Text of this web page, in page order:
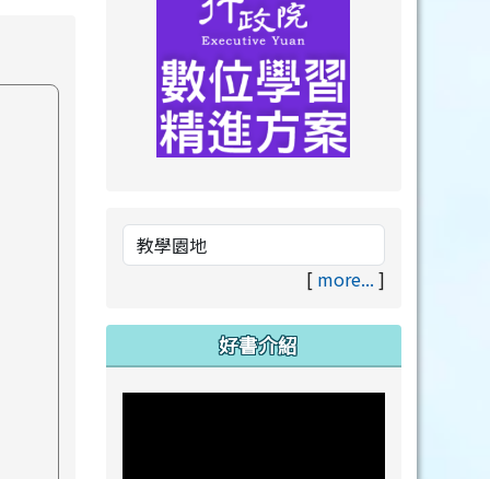
[ more... ]
好書介紹